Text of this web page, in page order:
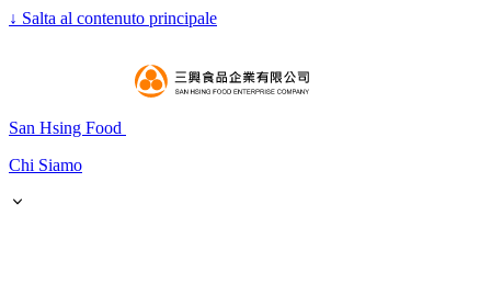
↓ Salta al contenuto principale
San Hsing Food
Chi Siamo